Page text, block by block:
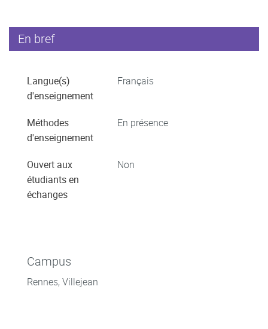
En bref
Langue(s)
d'enseignement
Français
Méthodes
d'enseignement
En présence
Ouvert aux
étudiants en
échanges
Non
Campus
Rennes, Villejean